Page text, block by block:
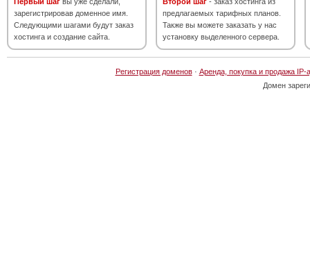
зарегистрировав доменное имя.
Следующими шагами будут заказ
хостинга и создание сайта.
предлагаемых тарифных планов.
Также вы можете заказать у нас
установку выделенного сервера.
Регистрация доменов· Аренда, покупка и продажа IP-
Домен